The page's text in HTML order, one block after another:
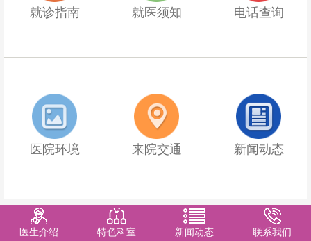
就诊指南 就医须知 电话查询
医院环境 来院交通 新闻动态
医生介绍 特色科室 新闻动态 联系我们